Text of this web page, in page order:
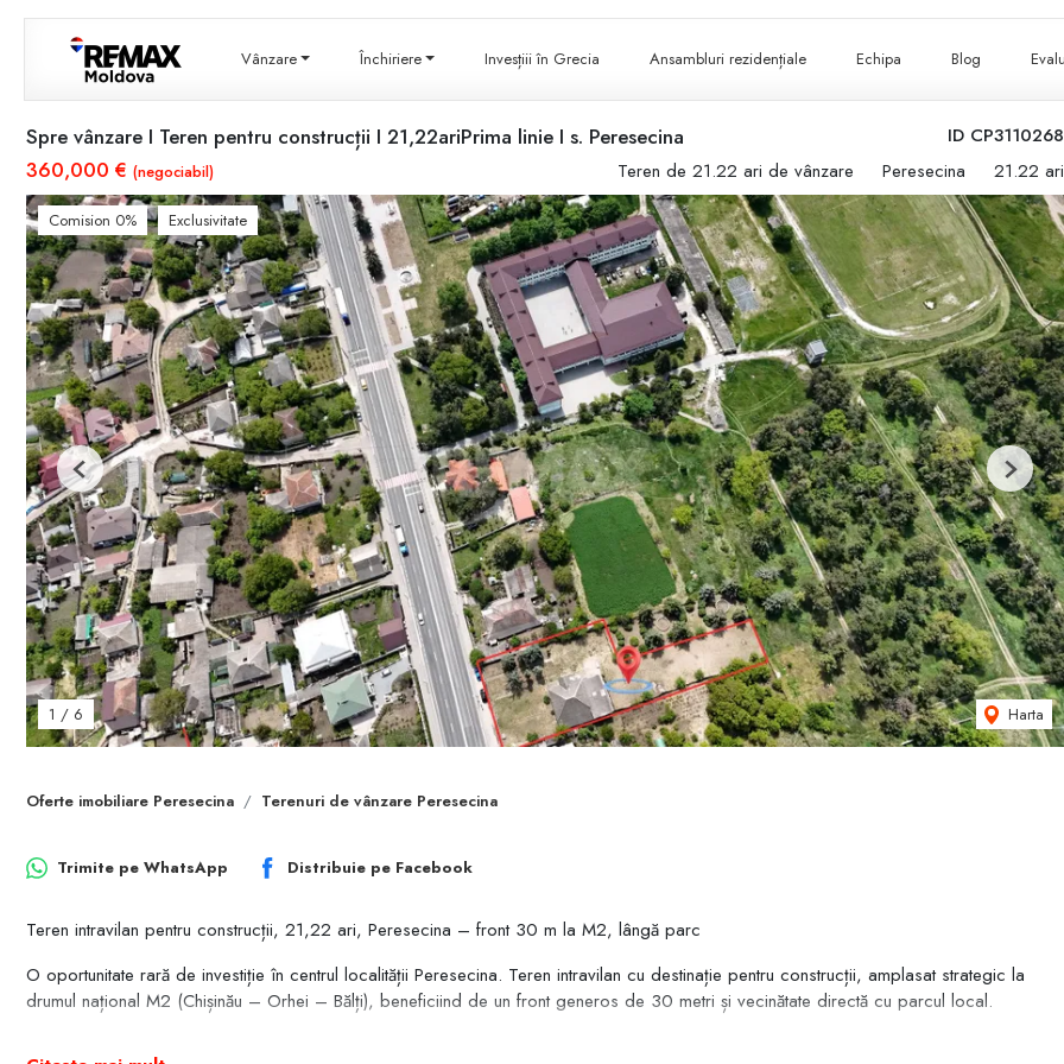
Vânzare Închiriere Invesțiii în Grecia Ansambluri rezidențiale Echipa Blog
ID CP3110268
Spre vânzare I Teren pentru construcții I 21,22ariPrima linie I s. Peresecina
360,000 € (negociabil) Teren de 21.22 ari de vânzare Peresecina 21.22 ari
Comision 0% Exclusivitate
1 / 6 Harta
Previous Next
Oferte imobiliare Peresecina Terenuri de vânzare Peresecina
Trimite pe WhatsApp Distribuie pe Facebook
Teren intravilan pentru construcții, 21,22 ari, Peresecina – front 30 m la M2, lângă parc
O oportunitate rară de investiție în centrul localității Peresecina. Teren intravilan cu destinație pentru construcții, amplasat strategic la
drumul național M2 (Chișinău – Orhei – Bălți), beneficiind de un front generos de 30 metri și vecinătate directă cu parcul local.